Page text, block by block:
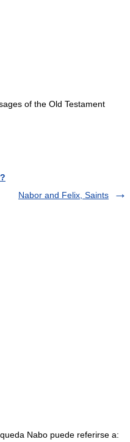
of the Old Testament
Nabor and Felix, Saints
Nabo puede referirse a: